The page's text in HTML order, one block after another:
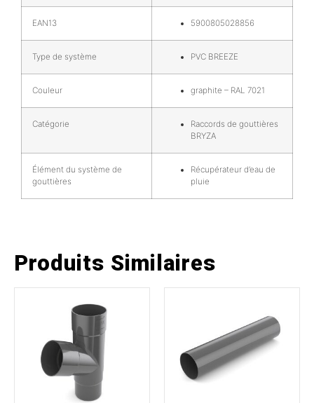
EAN13 5900805028856
Type de système PVC BREEZE
Couleur graphite – RAL 7021
Catégorie
Raccords de gouttières
BRYZA
Élément du système de
gouttières
Récupérateur d’eau de
pluie
Produits Similaires